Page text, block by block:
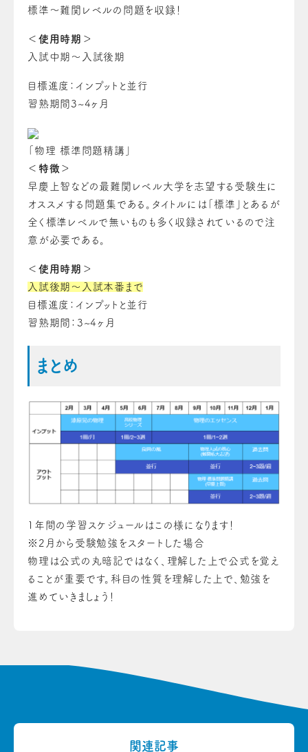
標準～難関レベルの問題を収録！
＜使用時期＞
入試中期～入試後期
目標進度：インプットと並行
習熟期間3~4ヶ月
「物理 標準問題精講」
＜特徴＞
早慶上智などの最難関レベル大学を志望する受験生に
オススメする問題集である。タイトルには「標準」とあるが
全く標準レベルで無いものも多く収録されているので注
意が必要である。
＜使用時期＞
入試後期～入試本番まで
目標進度：インプットと並行
習熟期間：3~4ヶ月
まとめ
1年間の学習スケジュールはこの様になります！
※2月から受験勉強をスタートした場合
物理は公式の丸暗記ではなく、理解した上で公式を覚え
ることが重要です。科目の性質を理解した上で、勉強を
進めていきましょう！
関連記事